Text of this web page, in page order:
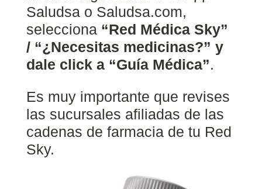
Saludsa o Saludsa.com,
selecciona “Red Médica Sky”
/ “¿Necesitas medicinas?” y
dale click a “Guía Médica”.
Es muy importante que revises
las sucursales afiliadas de las
cadenas de farmacia de tu Red
Sky.